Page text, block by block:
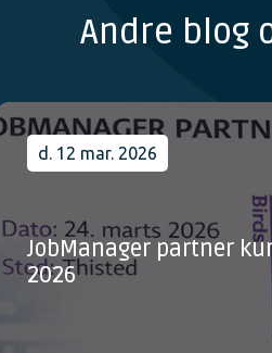
Andre blog
d. 12 mar. 2026
JobManager partner
2026